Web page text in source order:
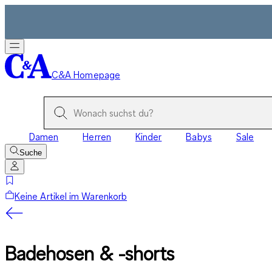
C&A Homepage
Damen Herren Kinder Babys Sale
Suche
Keine Artikel im Warenkorb
Badehosen & -shorts